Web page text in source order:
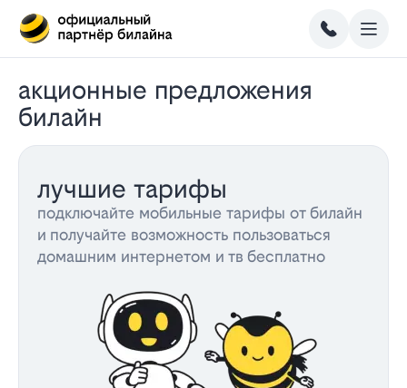
акционные предложения
билайн
лучшие тарифы
подключайте мобильные тарифы от билайн
и получайте возможность пользоваться
домашним интернетом и тв бесплатно